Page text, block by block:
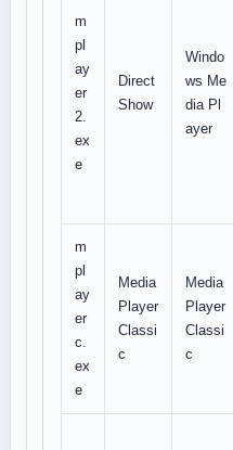
m
pl
ay
er
2.
ex
e
Direct
Show
Windo
ws Me
dia Pl
ayer
m
pl
ay
er
c.
ex
e
Media
Player
Classi
c
Media
Player
Classi
c